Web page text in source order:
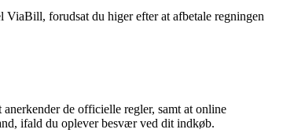
forudsat du higer efter at afbetale regningen
de officielle regler, samt at online
ifald du oplever besvær ved dit indkøb.